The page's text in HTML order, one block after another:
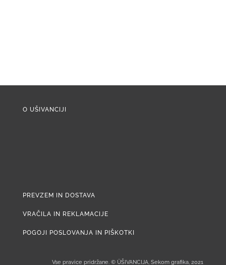
O UŠIVANCIJI
PREVZEM IN DOSTAVA
VRAČILA IN REKLAMACIJE
POGOJI POSLOVANJA IN PIŠKOTKI
Vse pravice pridržane. © ÜŠIVANCIJA, Sekom grafika, 2021